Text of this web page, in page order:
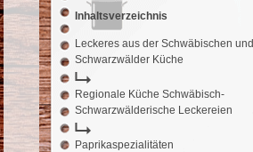
Inhaltsverzeichnis
Leckeres aus der Schwäbischen und
Schwarzwälder Küche
Regionale Küche Schwäbisch-
Schwarzwälderische Leckereien
Paprikaspezialitäten